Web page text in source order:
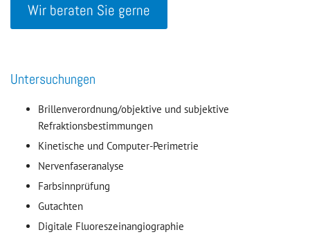
Wir beraten Sie gerne
Untersuchungen
Brillenverordnung/objektive und subjektive
Refraktionsbestimmungen
Kinetische und Computer-Perimetrie
Nervenfaseranalyse
Farbsinnprüfung
Gutachten
Digitale Fluoreszeinangiographie